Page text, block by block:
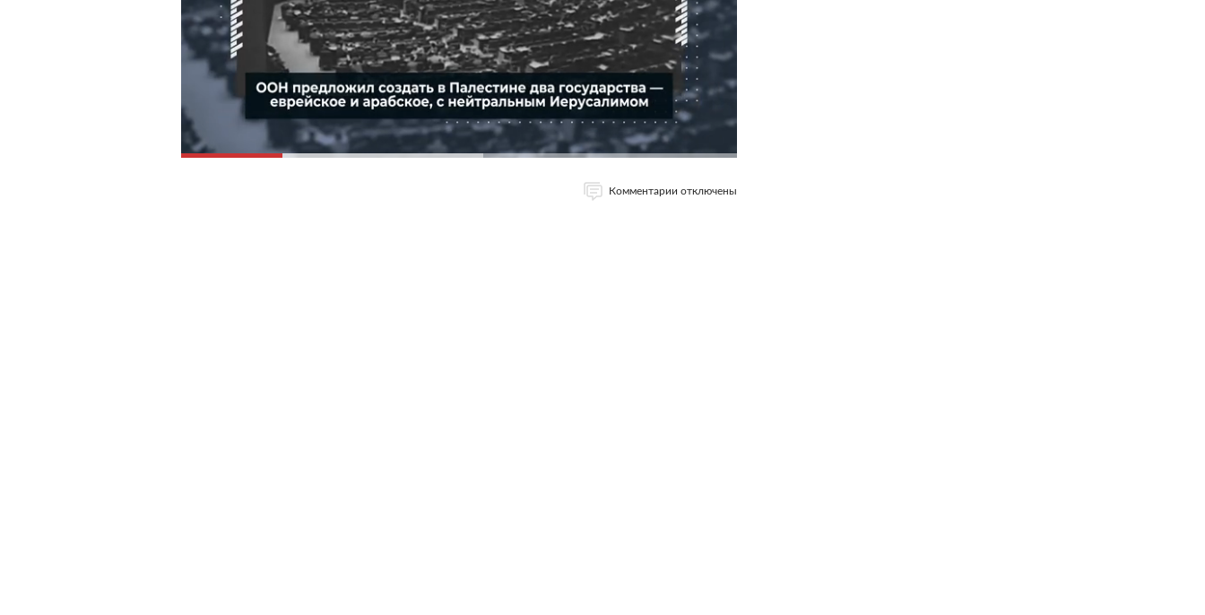
Комментарии отключены